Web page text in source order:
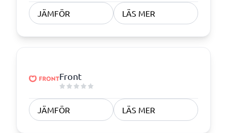
JÄMFÖR LÄS MER
Front
JÄMFÖR LÄS MER